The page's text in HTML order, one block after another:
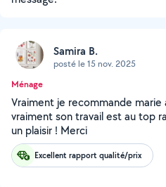
Samira B.
posté le 15 nov. 2025
Ménage
Vraiment je recommande marie
vraiment son travail est au top
un plaisir ! Merci
Excellent rapport qualité/prix